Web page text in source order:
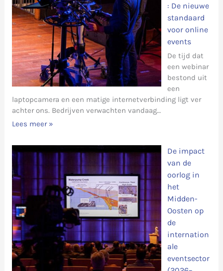
: De nieuwe
standaard
voor online
events
De tijd dat
een webinar
bestond uit
een
laptopcamera en een matige internetverbinding ligt ver
achter ons. Bedrijven verwachten vandaag…
Lees meer »
De impact
van de
oorlog in
het
Midden-
Oosten op
de
internation
ale
eventsector